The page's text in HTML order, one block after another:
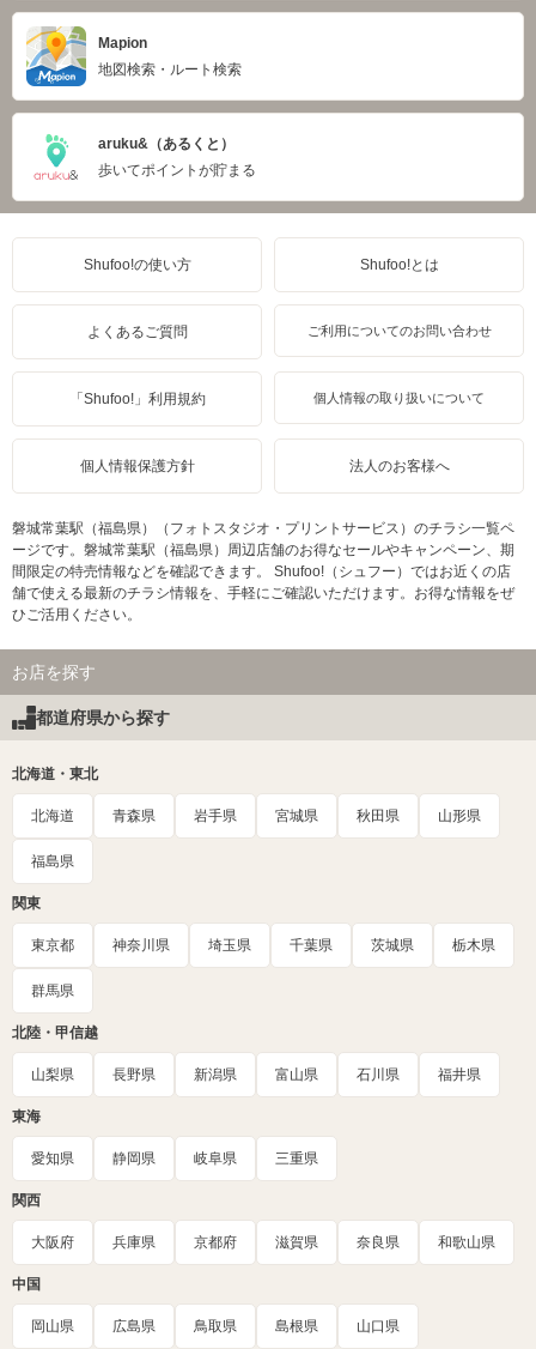
Mapion
地図検索・ルート検索
aruku&（あるくと）
歩いてポイントが貯まる
Shufoo!の使い方 Shufoo!とは
よくあるご質問 ご利用についてのお問い合わせ
「Shufoo!」利用規約 個人情報の取り扱いについて
個人情報保護方針 法人のお客様へ
磐城常葉駅（福島県）（フォトスタジオ・プリントサービス）のチラシ一覧ペ
ージです。磐城常葉駅（福島県）周辺店舗のお得なセールやキャンペーン、期
間限定の特売情報などを確認できます。 Shufoo!（シュフー）ではお近くの店
舗で使える最新のチラシ情報を、手軽にご確認いただけます。お得な情報をぜ
ひご活用ください。
お店を探す
都道府県から探す
北海道・東北
北海道 青森県 岩手県 宮城県 秋田県 山形県
福島県
関東
東京都 神奈川県 埼玉県 千葉県 茨城県 栃木県
群馬県
北陸・甲信越
山梨県 長野県 新潟県 富山県 石川県 福井県
東海
愛知県 静岡県 岐阜県 三重県
関西
大阪府 兵庫県 京都府 滋賀県 奈良県 和歌山県
中国
岡山県 広島県 鳥取県 島根県 山口県